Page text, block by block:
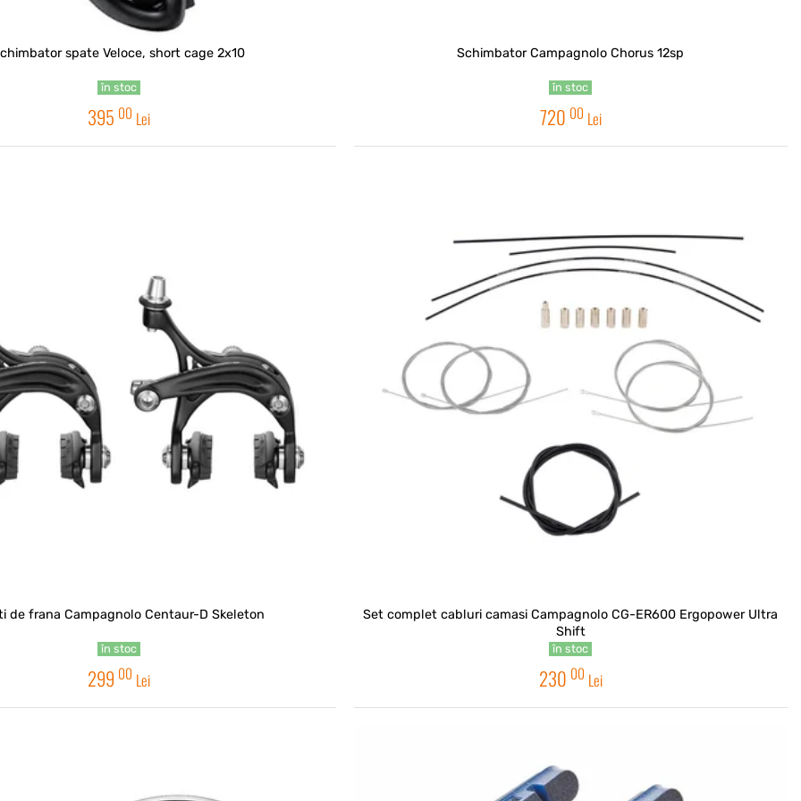
spate Veloce, short cage 2x10
în stoc
395 00 Lei
Schimbator Campagnolo Chorus 12sp
în stoc
720 00 Lei
de frana Campagnolo Centaur-D Skeleton
în stoc
299 00 Lei
Set complet cabluri camasi Campagnolo CG-ER600 Ergopower Ultra
Shift
în stoc
230 00 Lei